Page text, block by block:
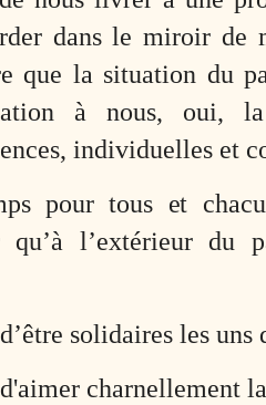
dans le miroir de
que la situation du
à nous, oui, la
individuelles et
pour tous et
qu’à l’extérieur du
solidaires les uns
charnellement